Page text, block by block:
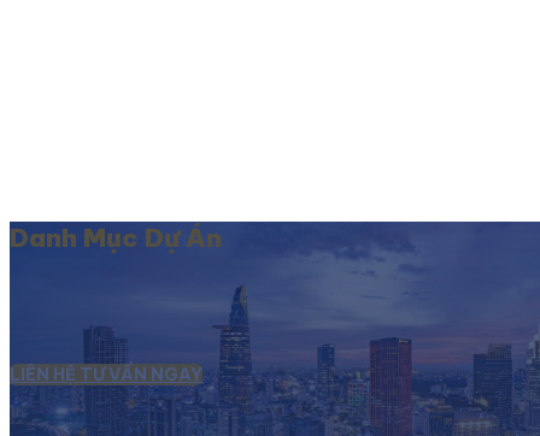
Danh Mục Dự Án
LIÊN HỆ TƯ VẤN NGAY